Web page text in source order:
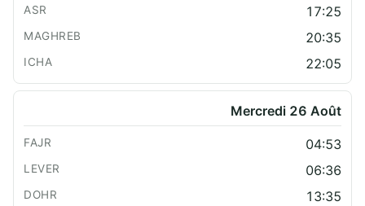
17:25
20:35
22:05
Mercredi 26 Août
04:53
06:36
13:35